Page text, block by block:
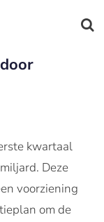
kwartaal
Deze
voorziening
om de